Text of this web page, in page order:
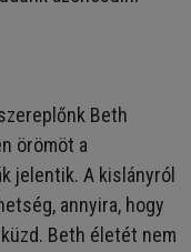
Beth
örömöt a
jelentik. A kislányról
annyira, hogy
Beth életét nem